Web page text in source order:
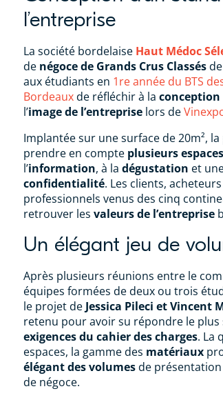
l’entreprise
La société bordelaise Haut Médoc
de négoce de Grands Crus Classés
aux étudiants en 1re année du BTS
Bordeauxde réfléchir à la
l’image de l’entreprise lors de
Implantée sur une surface de 20m²,
prendre en compte plusieurs
l’information, à la dégustation et
confidentialité. Les clients,
professionnels venus des cinq
retrouver les valeurs de l’entreprise
Un élégant jeu de
Après plusieurs réunions entre le
équipes formées de deux ou trois
le projet de Jessica Pileci et Vincent
retenu pour avoir su répondre le
exigences du cahier des charges. La
espaces, la gamme des matériaux
élégant des volumesde
de négoce.